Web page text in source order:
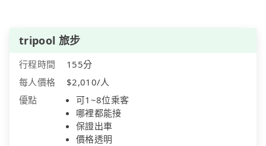
tripool 旅步
行程時間
155分
每人價格
$2,010/人
優點
可1~8位乘客
哪裡都能接
保證出車
價格透明